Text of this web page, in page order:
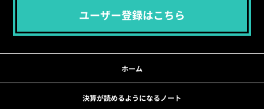
ユーザー登録はこちら
ホーム
決算が読めるようになるノート